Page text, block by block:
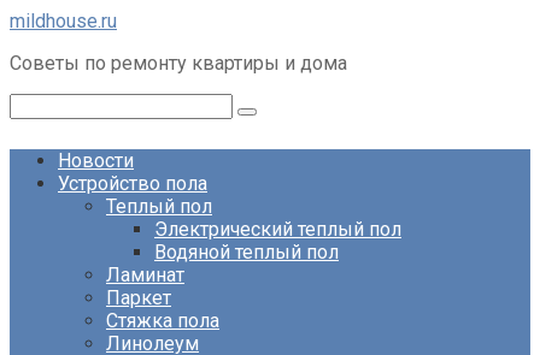
Перейти
контенту
mildhouse.ru
Советы по ремонту квартиры и дома
Новости
Устройство пола
Теплый пол
Электрический теплый пол
Водяной теплый пол
Ламинат
Паркет
Стяжка пола
Линолеум